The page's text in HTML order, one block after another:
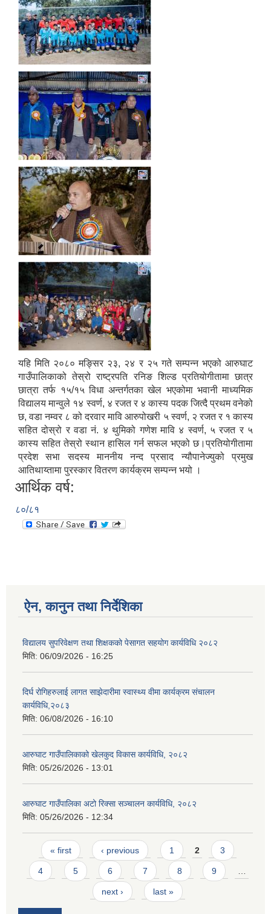
यहि मिति २०८० मङ्सिर २३, २४ र २५ गते सम्पन्न भएको आरुघाट
गाउँपालिकाको तेस्रो राष्ट्रपति रनिङ शिल्ड प्रतियोगीतामा छात्र
छात्रा तर्फ १५/१५ विधा अन्तर्गतका खेल भएकोमा भवानी माध्यमिक
विद्यालय मान्वुले १४ स्वर्ण, ४ रजत र ४ कास्य पदक जित्दै प्रथम वनेको
छ, वडा नम्वर ८ को दरवार मावि आरुपोखरी ५ स्वर्ण, २ रजत र १ कास्य
सहित दोस्रो र वडा नं. ४ थुमिको गणेश मावि ४ स्वर्ण, ५ रजत र ५
कास्य सहित तेस्रो स्थान हासिल गर्न सफल भएको छ।प्रतियोगीतामा
प्रदेश सभा सदस्य माननीय नन्द प्रसाद न्यौपानेज्युको प्रमुख
आतिथाय्तामा पुरस्कार वितरण कार्यक्रम सम्पन्न भयो ।
आर्थिक वर्ष:
८०/८१
ऐन, कानुन तथा निर्देशिका
विद्यालय सुपरिवेक्षण तथा शिक्षकको पेसागत सहयोग कार्यविधि २०८२
मिति: 06/09/2026 - 16:25
दिर्घ रोगिहरुलाई लागत साझेदारीमा स्वास्थ्य वीमा कार्यक्रम संचालन
कार्यविधि,२०८३
मिति: 06/08/2026 - 16:10
आरुघाट गाउँपालिकाको खेलकुद विकास कार्यविधि, २०८२
मिति: 05/26/2026 - 13:01
आरुघाट गाउँपालिका अटो रिक्सा सञ्चालन कार्यविधि, २०८२
मिति: 05/26/2026 - 12:34
Pages
« first ‹ previous 1 2 3
4 5 6 7 8 9
next › last »